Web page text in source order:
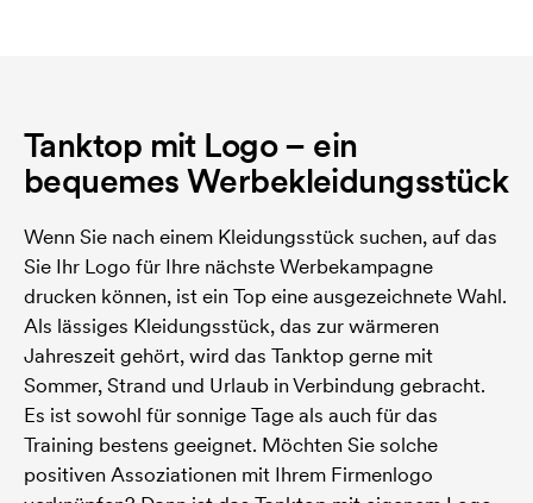
Tanktop mit Logo – ein
bequemes Werbekleidungsstück
Wenn Sie nach einem Kleidungsstück suchen, auf das
Sie Ihr Logo für Ihre nächste Werbekampagne
drucken können, ist ein Top eine ausgezeichnete Wahl.
Als lässiges Kleidungsstück, das zur wärmeren
Jahreszeit gehört, wird das Tanktop gerne mit
Sommer, Strand und Urlaub in Verbindung gebracht.
Es ist sowohl für sonnige Tage als auch für das
Training bestens geeignet. Möchten Sie solche
positiven Assoziationen mit Ihrem Firmenlogo